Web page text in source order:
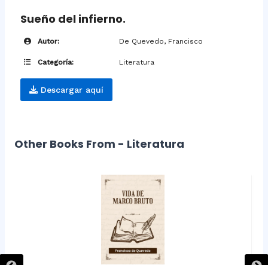
Sueño del infierno.
Autor: De Quevedo, Francisco
Categoría: Literatura
Descargar aquí
Other Books From - Literatura